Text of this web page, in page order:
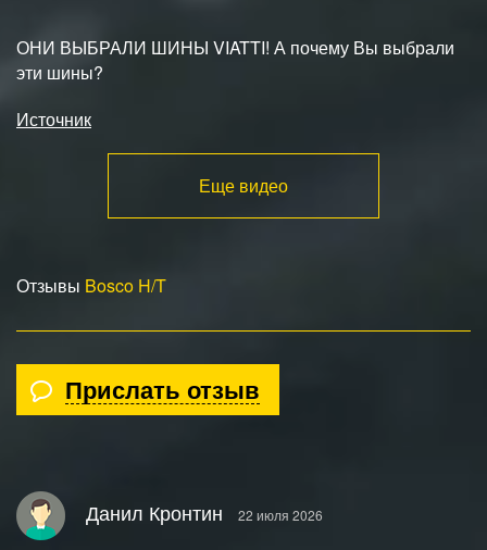
ОНИ ВЫБРАЛИ ШИНЫ VIATTI! А почему Вы выбрали
эти шины?
Источник
Еще видео
Отзывы Bosco H/T
Прислать отзыв
Данил Кронтин 22 июля 2026